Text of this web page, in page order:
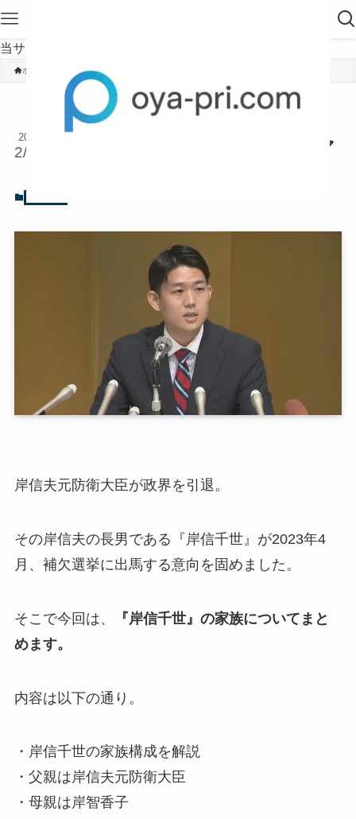
当サイトは、海外在住者に向けて発信しています。
ホーム ニュース
岸信千世の家族構成！結婚して妻
がいる？弟はエリートサラリーマ
2023
2/17
岸信夫元防衛大臣が政界を引退。
その岸信夫の長男である『岸信千世』が2023年4
月、 補欠選挙に出馬する意向を固めました。
そこで今回は、
『岸信千世』の家族についてまと
めます。
内容は以下の通り。
・岸信千世の家族構成を解説
・父親は岸信夫元防衛大臣
・母親は岸智香子